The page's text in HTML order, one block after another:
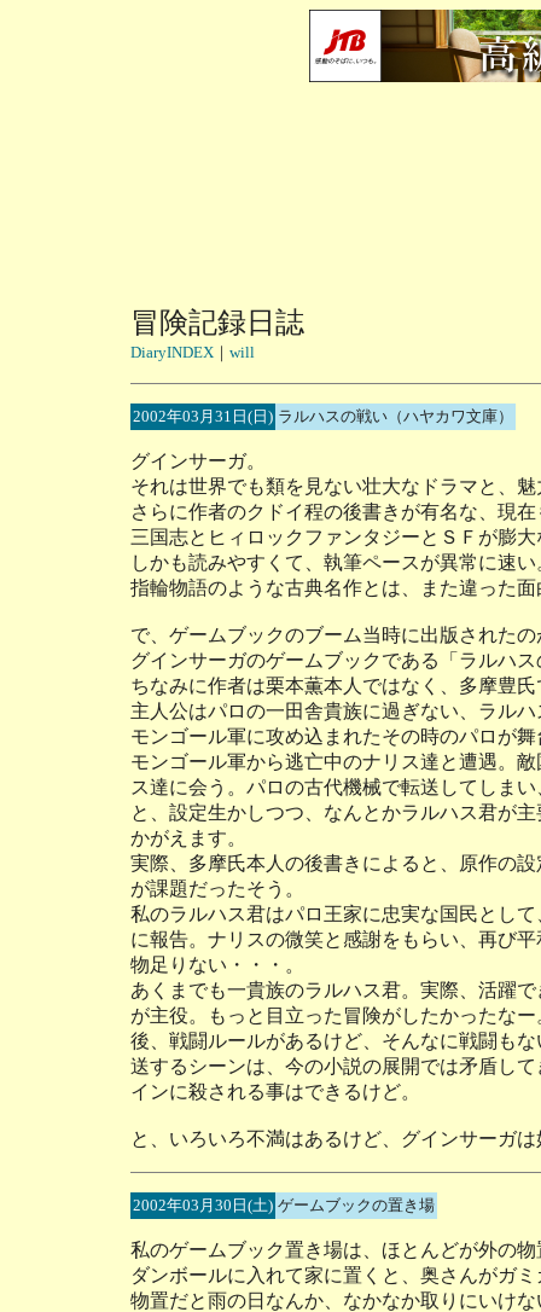
冒険記録日誌
DiaryINDEX｜ will
2002年03月31日(日) ラルハスの戦い（ハヤカワ文庫）
グインサーガ。
それは世界でも類を見ない壮大なドラマと、
さらに作者のクドイ程の後書きが有名な、現
三国志とヒィロックファンタジーとＳＦが膨
しかも読みやすくて、執筆ペースが異常に速い
指輪物語のような古典名作とは、また違った
で、ゲームブックのブーム当時に出版されたの
グインサーガのゲームブックである「ラルハ
ちなみに作者は栗本薫本人ではなく、多摩豊氏
主人公はパロの一田舎貴族に過ぎない、ラルハ
モンゴール軍に攻め込まれたその時のパロが舞
モンゴール軍から逃亡中のナリス達と遭遇。
ス達に会う。パロの古代機械で転送してしま
と、設定生かしつつ、なんとかラルハス君が
かがえます。
実際、多摩氏本人の後書きによると、原作の
が課題だったそう。
私のラルハス君はパロ王家に忠実な国民とし
に報告。ナリスの微笑と感謝をもらい、再び
物足りない・・・。
あくまでも一貴族のラルハス君。実際、活躍
が主役。もっと目立った冒険がしたかったなー
後、戦闘ルールがあるけど、そんなに戦闘も
送するシーンは、今の小説の展開では矛盾し
インに殺される事はできるけど。
と、いろいろ不満はあるけど、グインサーガ
2002年03月30日(土) ゲームブックの置き場
私のゲームブック置き場は、ほとんどが外の物
ダンボールに入れて家に置くと、奥さんがガ
物置だと雨の日なんか、なかなか取りにいけ